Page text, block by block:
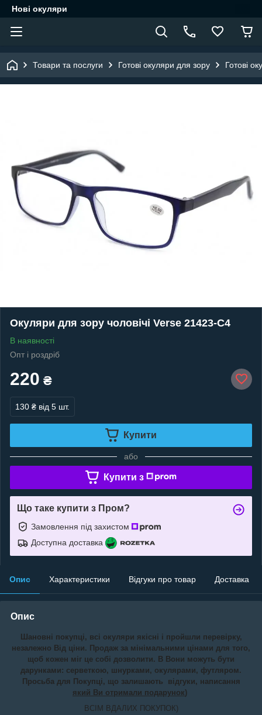
Нові окуляри
Товари та послуги Готові окуляри для зору Готові
Окуляри для зору чоловічі Verse 21423-C4
В наявності
Опт і роздріб
220 ₴
130 ₴ від 5 шт.
Купити
або
Купити з
Що таке купити з Пром?
Замовлення під захистом
Доступна доставка
Опис Характеристики Відгуки про товар Доставка
Опис
Шановні покупці, всі окуляри якісні і пройшли перевірку,
незалежно Від ціни. Продаж за мінімальними цінами для того,
щоб кожен міг це собі дозволити. В Вони можуть бути
дарунками: серветкою, шнурками, окулярами, футляром.
Просьба для Покупці, що залишають відгуки, написання
який Ви отримали подарунок)
ВСІМ ВДАЛИХ ПОКУПОК)